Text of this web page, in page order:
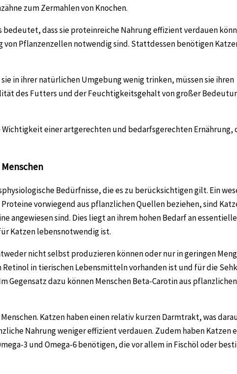
zum Zermahlen von Knochen.
dass sie proteinreiche Nahrung effizient verdauen
von Pflanzenzellen notwendig sind. Stattdessen benötigen
in ihrer natürlichen Umgebung wenig trinken, müssen sie ihren
des Futters und der Feuchtigkeitsgehalt von großer
einer artgerechten und bedarfsgerechten Ernährung,
Bedürfnisse, die es zu berücksichtigen gilt. Ein
vorwiegend aus pflanzlichen Quellen beziehen, sind
angewiesen sind. Dies liegt an ihrem hohen Bedarf an
Katzen lebensnotwendig ist.
nicht selbst produzieren können oder nur in geringen
in tierischen Lebensmitteln vorhanden ist und für die
dazu können Menschen Beta-Carotin aus
Katzen haben einen relativ kurzen Darmtrakt, was
Nahrung weniger effizient verdauen. Zudem haben Katzen
3 und Omega-6 benötigen, die vor allem in Fischöl oder